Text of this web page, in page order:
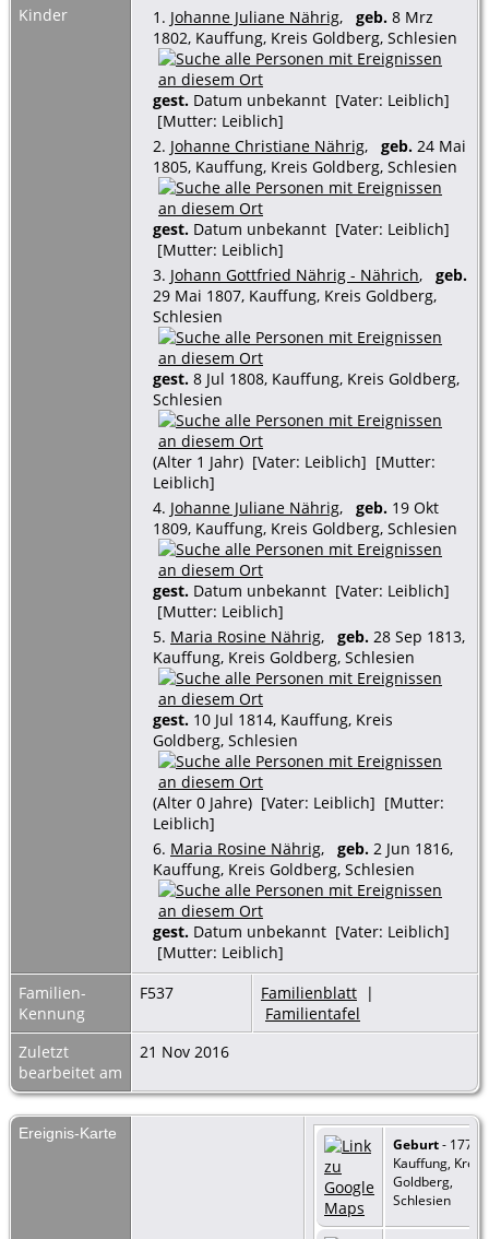
Kinder
1. Johanne Juliane Nährig, geb. 8 Mrz
1802, Kauffung, Kreis Goldberg, Schlesien
gest. Datum unbekannt [Vater: Leiblich]
[Mutter: Leiblich]
2. Johanne Christiane Nährig, geb. 24 Mai
1805, Kauffung, Kreis Goldberg, Schlesien
gest. Datum unbekannt [Vater: Leiblich]
[Mutter: Leiblich]
3. Johann Gottfried Nährig - Nährich, geb.
29 Mai 1807, Kauffung, Kreis Goldberg,
Schlesien
gest. 8 Jul 1808, Kauffung, Kreis Goldberg,
Schlesien
(Alter 1 Jahr) [Vater: Leiblich] [Mutter:
Leiblich]
4. Johanne Juliane Nährig, geb. 19 Okt
1809, Kauffung, Kreis Goldberg, Schlesien
gest. Datum unbekannt [Vater: Leiblich]
[Mutter: Leiblich]
5. Maria Rosine Nährig, geb. 28 Sep 1813,
Kauffung, Kreis Goldberg, Schlesien
gest. 10 Jul 1814, Kauffung, Kreis
Goldberg, Schlesien
(Alter 0 Jahre) [Vater: Leiblich] [Mutter:
Leiblich]
6. Maria Rosine Nährig, geb. 2 Jun 1816,
Kauffung, Kreis Goldberg, Schlesien
gest. Datum unbekannt [Vater: Leiblich]
[Mutter: Leiblich]
Familien-
Kennung
F537 Familienblatt |
Familientafel
Zuletzt
bearbeitet am
21 Nov 2016
Ereignis-Karte
Geburt- 1778 -
Kauffung, Kreis
Goldberg,
Schlesien